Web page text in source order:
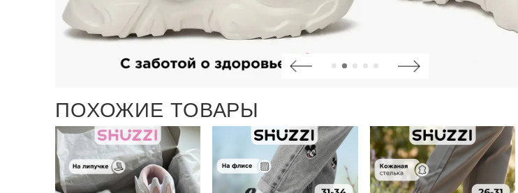
ПОХОЖИЕ ТОВАРЫ